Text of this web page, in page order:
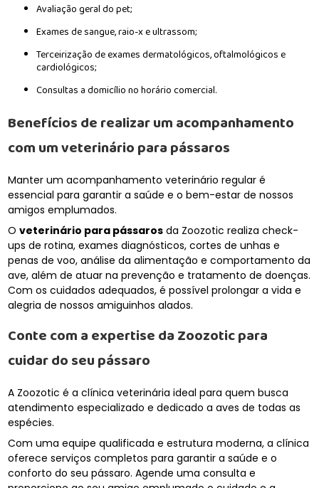
Avaliação geral do pet;
Exames de sangue, raio-x e ultrassom;
Terceirização de exames dermatológicos, oftalmológicos e
cardiológicos;
Consultas a domicílio no horário comercial.
Benefícios de realizar um acompanhamento
com umveterinário para pássaros
Manter um acompanhamento veterinário regular é
essencial para garantir a saúde e o bem-estar de nossos
amigos emplumados.
Oveterinário para pássaros da Zoozotic realiza check-
ups de rotina, exames diagnósticos, cortes de unhas e
penas de voo, análise da alimentação e comportamento da
ave, além de atuar na prevenção e tratamento de doenças.
Com os cuidados adequados, é possível prolongar a vida e
alegria de nossos amiguinhos alados.
Conte com a expertise da Zoozotic para
cuidar do seu pássaro
A Zoozotic é a clínica veterinária ideal para quem busca
atendimento especializado e dedicado a aves de todas as
espécies.
Com uma equipe qualificada e estrutura moderna, a clínica
oferece serviços completos para garantir a saúde e o
conforto do seu pássaro. Agende uma consulta e